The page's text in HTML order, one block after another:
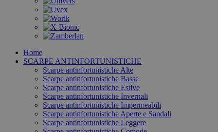
Home
SCARPE ANTINFORTUNISTICHE
Scarpe antinfortunistiche Alte
Scarpe antinfortunistiche Basse
Scarpe antinfortunistiche Estive
Scarpe antinfortunistiche Invernali
Scarpe antinfortunistiche Impermeabili
Scarpe antinfortunistiche Aperte e Sandali
Scarpe antinfortunistiche Leggere